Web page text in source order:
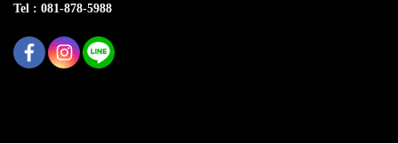
Tel : 081-878-5988